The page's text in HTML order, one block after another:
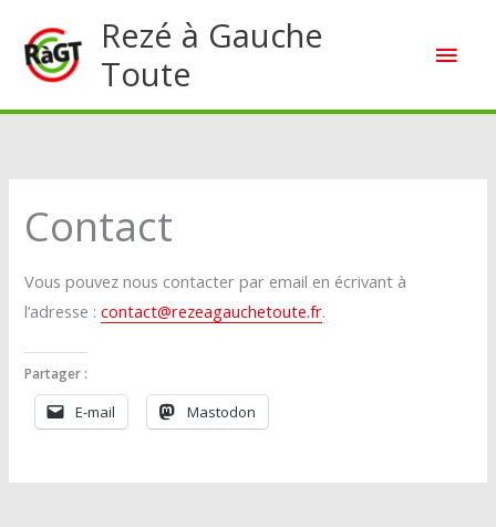
contenu
Rezé à Gauche
Toute
Contact
Vous pouvez nous contacter par email en écrivant à
l’adresse :contact@rezeagauchetoute.fr.
Partager :
E-mail Mastodon